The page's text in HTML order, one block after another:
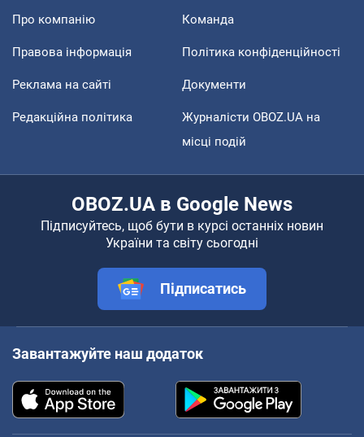
Про компанію Команда
Правова інформація Політика конфіденційності
Реклама на сайті Документи
Редакційна політика
Журналісти OBOZ.UA на
місці подій
OBOZ.UA в Google News
Підписуйтесь, щоб бути в курсі останніх новин
України та світу сьогодні
Підписатись
Завантажуйте наш додаток